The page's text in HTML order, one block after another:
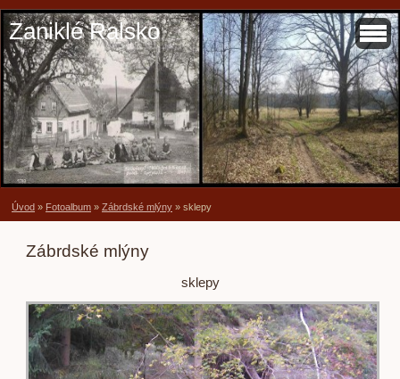
Zaniklé Ralsko
Úvod » Fotoalbum » Zábrdské mlýny » sklepy
Zábrdské mlýny
sklepy